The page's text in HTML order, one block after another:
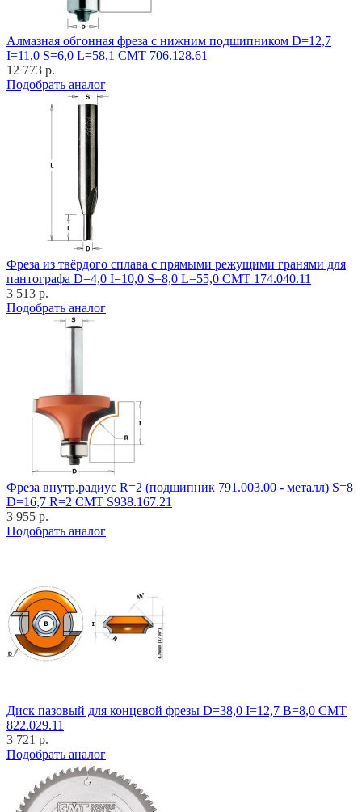
Алмазная обгонная фреза с нижним подшипником D=12,7
I=11,0 S=6,0 L=58,1 CMT 706.128.61
12 773 р.
Подобрать аналог
Фреза из твёрдого сплава с прямыми режущими гранями для
пантографа D=4,0 I=10,0 S=8,0 L=55,0 CMT 174.040.11
3 513 р.
Подобрать аналог
Фреза внутр.радиус R=2 (подшипник 791.003.00 - металл) S=8
D=16,7 R=2 CMT S938.167.21
3 955 р.
Подобрать аналог
Диск пазовый для концевой фрезы D=38,0 I=12,7 B=8,0 CMT
822.029.11
3 721 р.
Подобрать аналог